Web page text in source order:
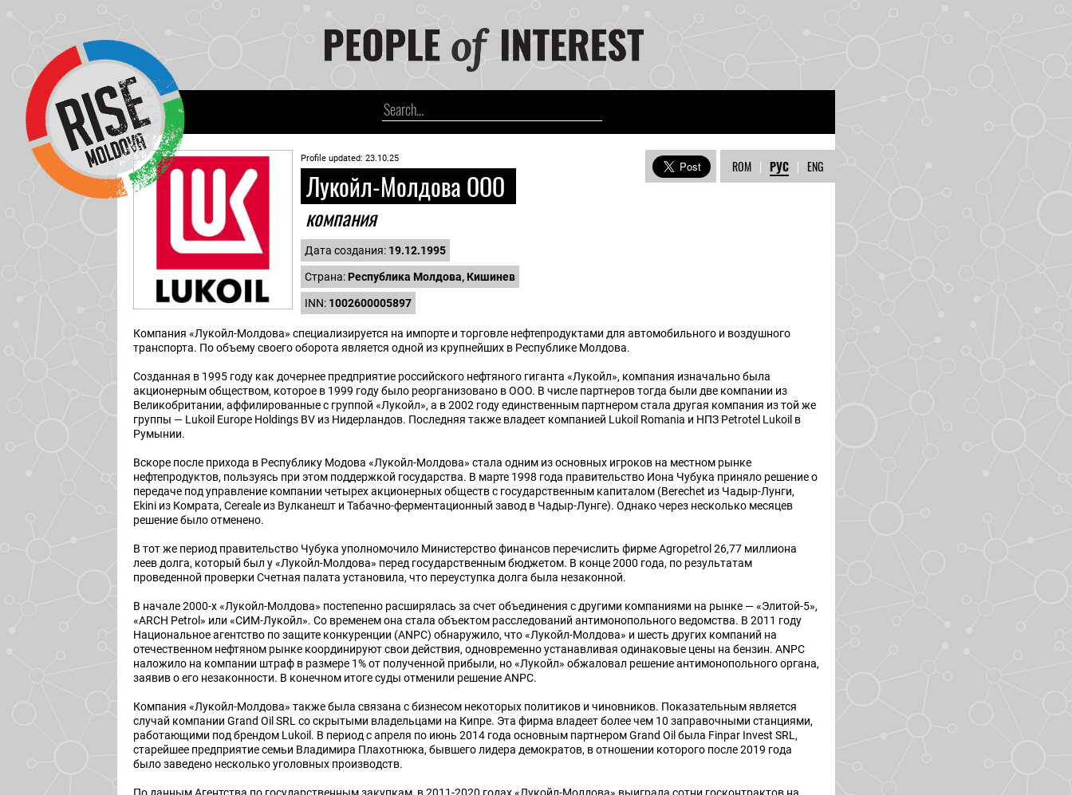
ENG
|
РУС
|
ROM
Profile updated: 23.10.25
Лукойл-Молдова ООО
компания
Дата создания: 19.12.1995
Страна: Республика Молдова, Кишинев
INN: 1002600005897
Компания «Лукойл-Молдова» специализируется на импорте и торговле нефтепродуктами для автомобильного и воздушного
транспорта. По объему своего оборота является одной из крупнейших в Республике Молдова.
Созданная в 1995 году как дочернее предприятие российского нефтяного гиганта «Лукойл», компания изначально была
акционерным обществом, которое в 1999 году было реорганизовано в ООО. В числе партнеров тогда были две компании из
Великобритании, аффилированные с группой «Лукойл», а в 2002 году единственным партнером стала другая компания из той же
группы — Lukoil Europe Holdings BV из Нидерландов. Последняя также владеет компанией Lukoil Romania и НПЗ Petrotel Lukoil в
Румынии.
Вскоре после прихода в Республику Модова «Лукойл-Молдова» стала одним из основных игроков на местном рынке
нефтепродуктов, пользуясь при этом поддержкой государства. В марте 1998 года правительство Иона Чубука приняло решение о
передаче под управление компании четырех акционерных обществ с государственным капиталом (Berechet из Чадыр-Лунги,
Ekini из Комрата, Cereale из Вулканешт и Табачно-ферментационный завод в Чадыр-Лунге). Однако через несколько месяцев
решение было отменено.
В тот же период правительство Чубука уполномочило Министерство финансов перечислить фирме Agropetrol 26,77 миллиона
леев долга, который был у «Лукойл-Молдова» перед государственным бюджетом. В конце 2000 года, по результатам
проведенной проверки Счетная палата установила, что переуступка долга была незаконной.
В начале 2000-х «Лукойл-Молдова» постепенно расширялась за счет объединения с другими компаниями на рынке — «Элитой-5»,
«ARCH Petrol» или «СИМ-Лукойл». Со временем она стала объектом расследований антимонопольного ведомства. В 2011 году
Национальное агентство по защите конкуренции (ANPC) обнаружило, что «Лукойл-Молдова» и шесть других компаний на
отечественном нефтяном рынке координируют свои действия, одновременно устанавливая одинаковые цены на бензин. ANPC
наложило на компании штраф в размере 1% от полученной прибыли, но «Лукойл» обжаловал решение антимонопольного органа,
заявив о его незаконности. В конечном итоге суды отменили решение ANPC.
Компания «Лукойл-Молдова» также была связана с бизнесом некоторых политиков и чиновников. Показательным является
случай компании Grand Oil SRL со скрытыми владельцами на Кипре. Эта фирма владеет более чем 10 заправочными станциями,
работающими под брендом Lukoil. В период с апреля по июнь 2014 года основным партнером Grand Oil была Finpar Invest SRL,
старейшее предприятие семьи Владимира Плахотнюка, бывшего лидера демократов, в отношении которого после 2019 года
было заведено несколько уголовных производств.